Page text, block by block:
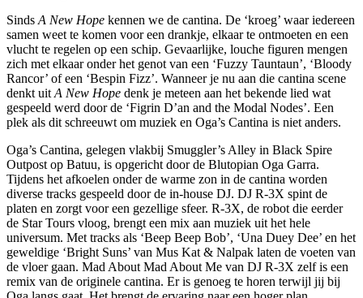
Sinds A New Hope kennen we de cantina. De ‘kroeg’ waar iedereen
samen weet te komen voor een drankje, elkaar te ontmoeten en een
vlucht te regelen op een schip. Gevaarlijke, louche figuren mengen
zich met elkaar onder het genot van een ‘Fuzzy Tauntaun’, ‘Bloody
Rancor’ of een ‘Bespin Fizz’. Wanneer je nu aan die cantina scene
denkt uit A New Hope denk je meteen aan het bekende lied wat
gespeeld werd door de ‘Figrin D’an and the Modal Nodes’. Een
plek als dit schreeuwt om muziek en Oga’s Cantina is niet anders.
Oga’s Cantina, gelegen vlakbij Smuggler’s Alley in Black Spire
Outpost op Batuu, is opgericht door de Blutopian Oga Garra.
Tijdens het afkoelen onder de warme zon in de cantina worden
diverse tracks gespeeld door de in-house DJ. DJ R-3X spint de
platen en zorgt voor een gezellige sfeer. R-3X, de robot die eerder
de Star Tours vloog, brengt een mix aan muziek uit het hele
universum. Met tracks als ‘Beep Beep Bob’, ‘Una Duey Dee’ en het
geweldige ‘Bright Suns’ van Mus Kat & Nalpak laten de voeten van
de vloer gaan. Mad About Mad About Me van DJ R-3X zelf is een
remix van de originele cantina. Er is genoeg te horen terwijl jij bij